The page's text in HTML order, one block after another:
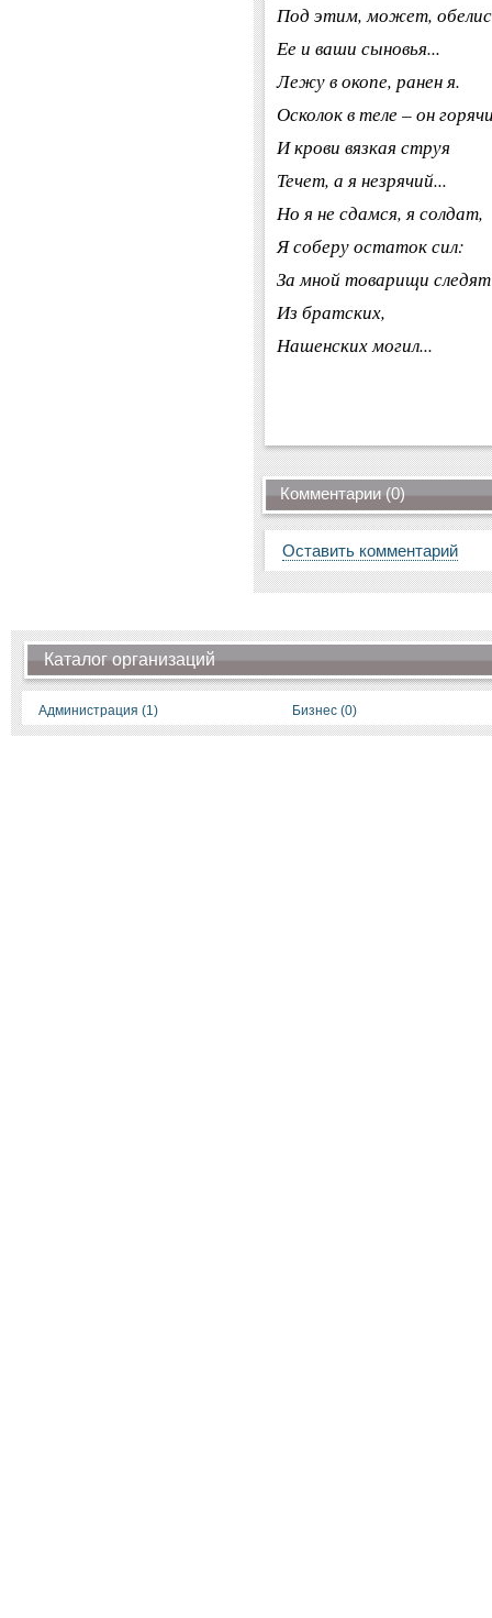
Под этим, может,
Ее и ваши сыновья...
Лежу в окопе, ранен я.
Осколок в теле – он
И крови вязкая струя
Течет, а я незрячий...
Но я не сдамся, я солдат,
Я соберу остаток сил:
За мной товарищи следят
Из братских,
Нашенских могил...
Комментарии (0)
Оставить комментарий
Каталог организаций
Администрация (1) Бизнес (0)